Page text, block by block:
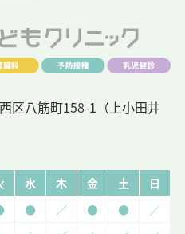
区八筋町158-1（上小田井
水 木 金 土
日
● ／ ● ●
／